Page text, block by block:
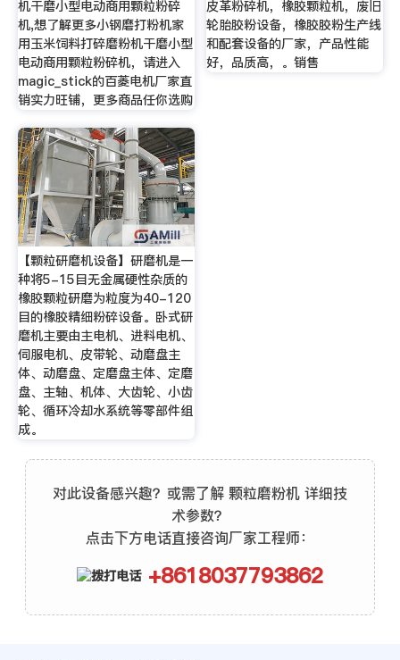
机干磨小型电动商用颗粒粉碎
机,想了解更多小钢磨打粉机家
用玉米饲料打碎磨粉机干磨小型
电动商用颗粒粉碎机，请进入
magic_stick的百菱电机厂家直
销实力旺铺，更多商品任你选购
皮革粉碎机，橡胶颗粒机，废旧
轮胎胶粉设备，橡胶胶粉生产线
和配套设备的厂家，产品性能
好，品质高，。销售
【颗粒研磨机设备】研磨机是一
种将5-15目无金属硬性杂质的
橡胶颗粒研磨为粒度为40-120
目的橡胶精细粉碎设备。卧式研
磨机主要由主电机、进料电机、
伺服电机、皮带轮、动磨盘主
体、动磨盘、定磨盘主体、定磨
盘、主轴、机体、大齿轮、小齿
轮、循环冷却水系统等零部件组
成。
对此设备感兴趣？或需了解 颗粒磨粉机 详细技
术参数？
点击下方电话直接咨询厂家工程师：
+8618037793862